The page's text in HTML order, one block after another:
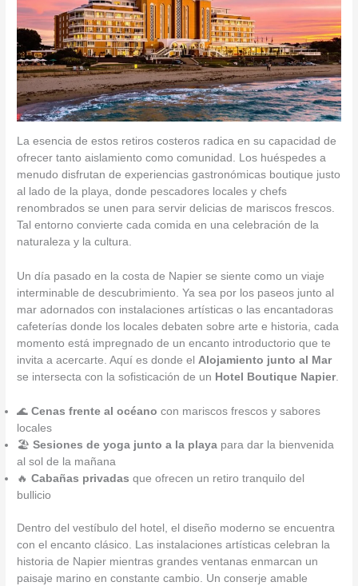
La esencia de estos retiros costeros radica en su capacidad de
ofrecer tanto aislamiento como comunidad. Los huéspedes a
menudo disfrutan de experiencias gastronómicas boutique justo
al lado de la playa, donde pescadores locales y chefs
renombrados se unen para servir delicias de mariscos frescos.
Tal entorno convierte cada comida en una celebración de la
naturaleza y la cultura.
Un día pasado en la costa de Napier se siente como un viaje
interminable de descubrimiento. Ya sea por los paseos junto al
mar adornados con instalaciones artísticas o las encantadoras
cafeterías donde los locales debaten sobre arte e historia, cada
momento está impregnado de un encanto introductorio que te
invita a acercarte. Aquí es donde el Alojamiento junto al Mar
se intersecta con la sofisticación de un Hotel Boutique Napier.
🌊Cenas frente al océano con mariscos frescos y sabores
locales
🏖️Sesiones de yoga junto a la playa para dar la bienvenida
al sol de la mañana
🔥Cabañas privadas que ofrecen un retiro tranquilo del
bullicio
Dentro del vestíbulo del hotel, el diseño moderno se encuentra
con el encanto clásico. Las instalaciones artísticas celebran la
historia de Napier mientras grandes ventanas enmarcan un
paisaje marino en constante cambio. Un conserje amable